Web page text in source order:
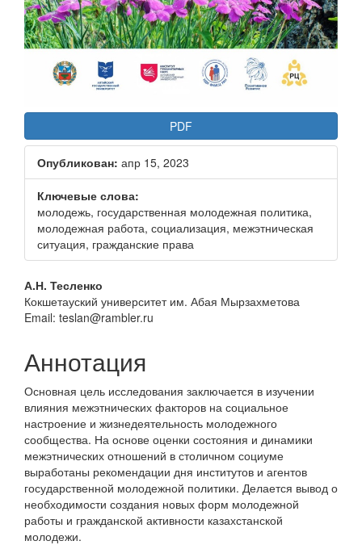
PDF
Опубликован: апр 15, 2023
Ключевые слова:
молодежь, государственная молодежная политика,
молодежная работа, социализация, межэтническая
ситуация, гражданские права
Основное
содержание
А.Н. Тесленко
Кокшетауский университет им. Абая Мырзахметова
Email: teslan@rambler.ru
Аннотация
Основная цель исследования заключается в изучении
влияния межэтнических факторов на социальное
настроение и жизнедеятельность молодежного
сообщества. На основе оценки состояния и динамики
межэтнических отношений в столичном социуме
выработаны рекомендации дня институтов и агентов
государственной молодежной политики. Делается вывод о
необходимости создания новых форм молодежной
работы и гражданской активности казахстанской
молодежи.